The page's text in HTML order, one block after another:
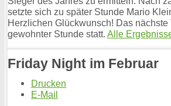
setzte sich zu später Stunde Mario
Herzlichen Glückwunsch! Das
gewohnter Stunde statt. Alle
Friday Night im Februar
Drucken
E-Mail